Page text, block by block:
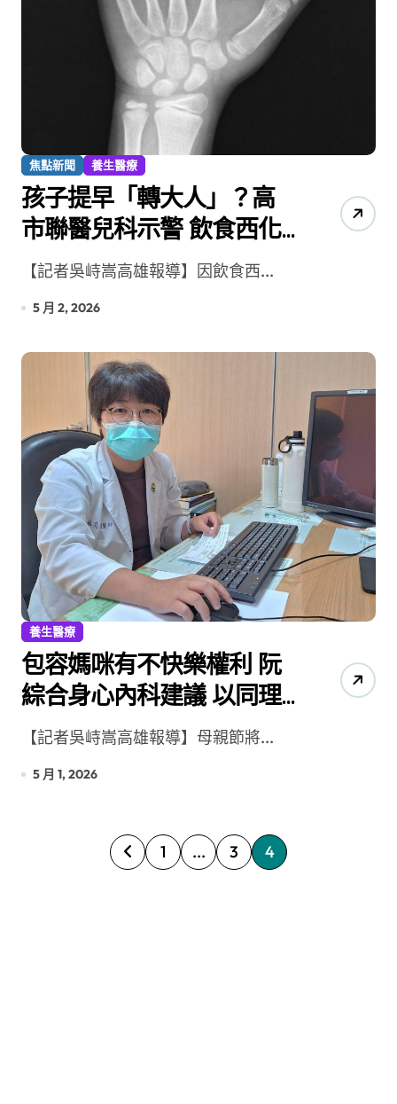
焦點新聞 養生醫療
孩子提早「轉大人」？高
市聯醫兒科示警 飲食西化
且大量使用塑膠容器 兒童
洲6倍
【記者吳峙嵩高雄報導】因飲食西...
5 月 2, 2026
養生醫療
包容媽咪有不快樂權利 阮
綜合身心內科建議 以同理
心減輕母職壓力
【記者吳峙嵩高雄報導】母親節將...
5 月 1, 2026
文
1 ... 3 4